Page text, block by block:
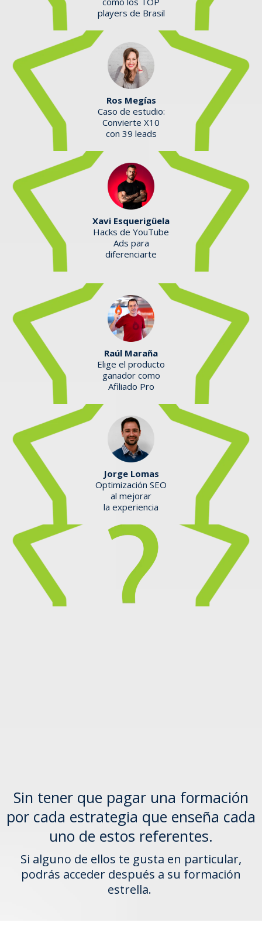
players de Brasil
Ros Megías
Caso de estudio:
Convierte X10
con 39 leads
Xavi Esquerigüela
Hacks de YouTube
Ads para
diferenciarte
Raúl Maraña
Elige el producto
ganador como
Afiliado Pro
Jorge Lomas
Optimización SEO
al mejorar
la experiencia
Sin tener que pagar una formación
por cada estrategia que enseña cada
uno de estos referentes.
Si alguno de ellos te gusta en particular,
podrás acceder después a su formación
estrella.